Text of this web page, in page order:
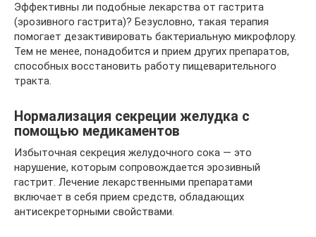
Эффективны ли подобные лекарства от гастрита
(эрозивного гастрита)? Безусловно, такая терапия
помогает дезактивировать бактериальную микрофлору.
Тем не менее, понадобится и прием других препаратов,
способных восстановить работу пищеварительного
тракта.
Нормализация секреции желудка с
помощью медикаментов
Избыточная секреция желудочного сока — это
нарушение, которым сопровождается эрозивный
гастрит. Лечение лекарственными препаратами
включает в себя прием средств, обладающих
антисекреторными свойствами.